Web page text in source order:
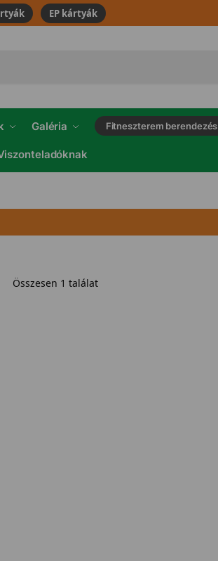
EP kártyák
Galéria Fitneszterem berendezés
Összesen 1 találat